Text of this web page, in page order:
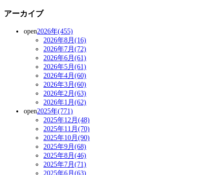
アーカイブ
open2026年(455)
2026年8月(16)
2026年7月(72)
2026年6月(61)
2026年5月(61)
2026年4月(60)
2026年3月(60)
2026年2月(63)
2026年1月(62)
open2025年(771)
2025年12月(48)
2025年11月(70)
2025年10月(90)
2025年9月(68)
2025年8月(46)
2025年7月(71)
2025年6月(63)